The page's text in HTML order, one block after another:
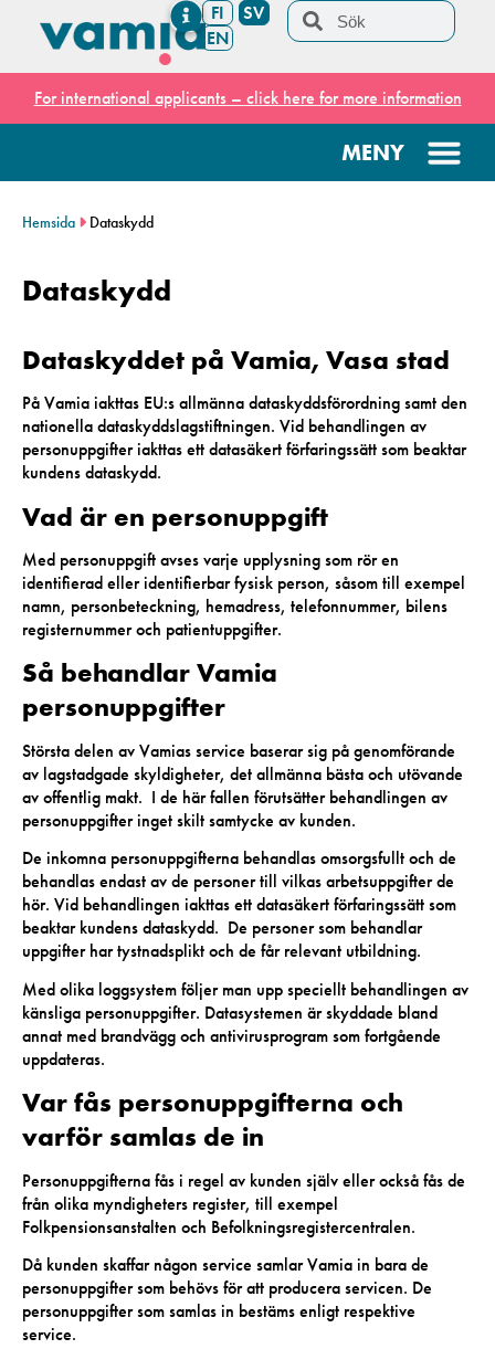
FI
SV
EN
For international applicants – click here for more information
Hemsida Dataskydd
Dataskydd
Dataskyddet på Vamia, Vasa stad
På Vamia iakttas EU:s allmänna dataskyddsförordning samt den
nationella dataskyddslagstiftningen. Vid behandlingen av
personuppgifter iakttas ett datasäkert förfaringssätt som beaktar
kundens dataskydd.
Vad är en personuppgift
Med personuppgift avses varje upplysning som rör en
identifierad eller identifierbar fysisk person, såsom till exempel
namn, personbeteckning, hemadress, telefonnummer, bilens
registernummer och patientuppgifter.
Så behandlar Vamia
personuppgifter
Största delen av Vamias service baserar sig på genomförande
av lagstadgade skyldigheter, det allmänna bästa och utövande
av offentlig makt. I de här fallen förutsätter behandlingen av
personuppgifter inget skilt samtycke av kunden.
De inkomna personuppgifterna behandlas omsorgsfullt och de
behandlas endast av de personer till vilkas arbetsuppgifter de
hör. Vid behandlingen iakttas ett datasäkert förfaringssätt som
beaktar kundens dataskydd. De personer som behandlar
uppgifter har tystnadsplikt och de får relevant utbildning.
Med olika loggsystem följer man upp speciellt behandlingen av
känsliga personuppgifter. Datasystemen är skyddade bland
annat med brandvägg och antivirusprogram som fortgående
uppdateras.
Var fås personuppgifterna och
varför samlas de in
Personuppgifterna fås i regel av kunden själv eller också fås de
från olika myndigheters register, till exempel
Folkpensionsanstalten och Befolkningsregistercentralen.
Då kunden skaffar någon service samlar Vamia in bara de
personuppgifter som behövs för att producera servicen. De
personuppgifter som samlas in bestäms enligt respektive
service.